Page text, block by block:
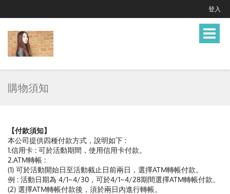
登入
Toggle
購物須知
【付款須知】
本公司提供四種付款方式，說明如下 :
1.信用卡 : 可於活動期間，使用信用卡付款。
2.ATM轉帳 :
(1) 可於活動開始日至活動截止日前兩日，選擇ATM轉帳付款。
例 : 活動日期為 4/1~4/30，可於4/1~4/28期間選擇ATM轉帳付款。
(2) 選擇ATM轉帳付款後，須於兩日內進行轉帳。